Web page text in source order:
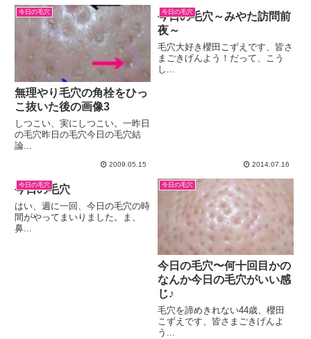
今日の毛穴
無理やり毛穴の角栓をひっ
こ抜いた後の画像3
しつこい、実にしつこい。一昨日
の毛穴昨日の毛穴今日の毛穴結
論...
2009.05.15
今日の毛穴
今日の毛穴～みやた訪問前
夜～
毛穴大好き櫻田こずえです、皆さ
まごきげんよう！だって、こう
し...
2014.07.16
今日の毛穴
今日の毛穴
はい、週に一回、今日の毛穴の時
間がやってまいりました。ま、
鼻...
今日の毛穴
今日の毛穴〜何十回目かの
なんか今日の毛穴がいい感
じ♪
毛穴を諦めきれない44歳、櫻田
こずえです、皆さまごきげんよ
う...